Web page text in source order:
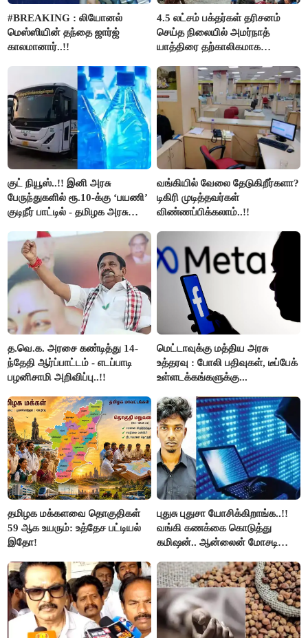
#BREAKING : லியோனல்
மெஸ்ஸியின் தந்தை ஜார்ஜ்
காலமானார்..!!
4.5 லட்சம் பக்தர்கள் தரிசனம்
செய்த நிலையில் அமர்நாத்
யாத்திரை தற்காலிகமாக
குட் நியூஸ்..!! இனி அரசு
பேருந்துகளில் ரூ.10-க்கு ‘பயணி’
குடிநீர் பாட்டில் - தமிழக அரசு
வங்கியில் வேலை தேடுகிறீர்களா?
டிகிரி முடித்தவர்கள்
விண்ணப்பிக்கலாம்..!!
த.வெ.க. அரசை கண்டித்து 14-
ந்தேதி ஆர்ப்பாட்டம் - எடப்பாடி
பழனிசாமி அறிவிப்பு..!!
மெட்டாவுக்கு மத்திய அரசு
உத்தரவு : போலி பதிவுகள், டீப்பேக்
உள்ளடக்கங்களுக்கு...
தமிழக மக்களவை தொகுதிகள்
59 ஆக உயரும்: உத்தேச பட்டியல்
இதோ!
புதுசு புதுசா யோசிக்கிறாங்க..!!
வங்கி கணக்கை கொடுத்து
கமிஷன்.. ஆன்லைன் மோசடி
கைது..!!